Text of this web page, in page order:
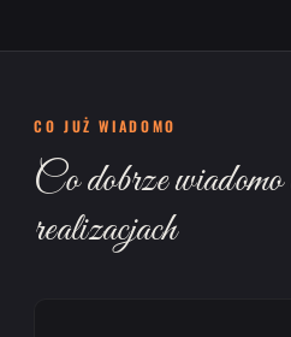
CO JUŻ WIADOMO
Co dobrze wiadomo
realizacjach